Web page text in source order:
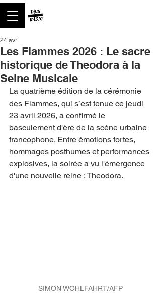
Les Flammes 2026 : Le sacre
historique de Theodora à la
Seine Musicale
24 avr.
La quatrième édition de la cérémonie
des Flammes, qui s’est tenue ce jeudi
23 avril 2026, a confirmé le
basculement d'ère de la scène urbaine
francophone. Entre émotions fortes,
hommages posthumes et performances
explosives, la soirée a vu l'émergence
d'une nouvelle reine : Theodora.
SIMON WOHLFAHRT/AFP